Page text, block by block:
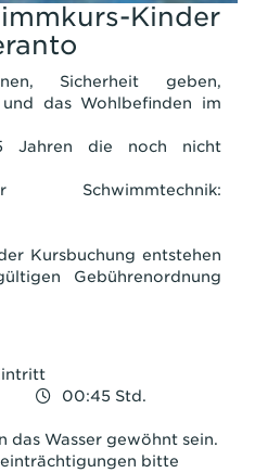
Kinder
Sicherheit geben,
das Wohlbefinden im
die noch nicht
Kursbuchung entstehen
Gebührenordnung
00:45 Std.
das Wasser gewöhnt sein.
bitte